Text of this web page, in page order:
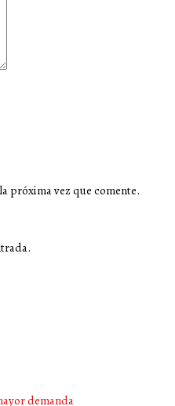
próxima vez que comente.